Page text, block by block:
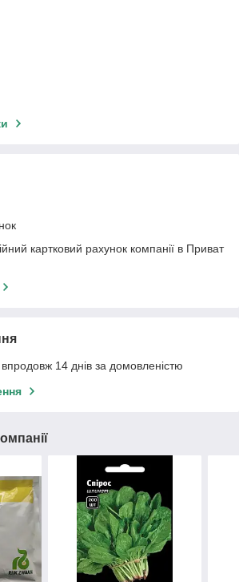
картковий рахунок компанії в Приват
14 днів за домовленістю